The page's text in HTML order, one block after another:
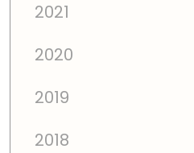
2021
2020
2019
2018